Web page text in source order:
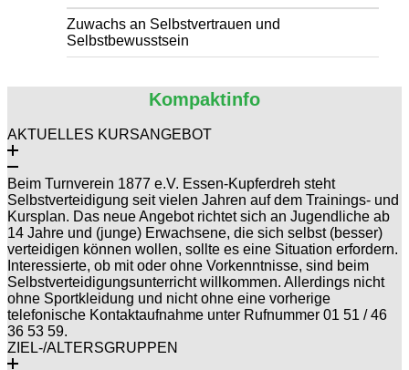
Zuwachs an Selbstvertrauen und
Selbstbewusstsein
Kompaktinfo
AKTUELLES KURSANGEBOT
Beim Turnverein 1877 e.V. Essen-Kupferdreh steht
Selbstverteidigung seit vielen Jahren auf dem Trainings- und
Kursplan. Das neue Angebot richtet sich an Jugendliche ab
14 Jahre und (junge) Erwachsene, die sich selbst (besser)
verteidigen können wollen, sollte es eine Situation erfordern.
Interessierte, ob mit oder ohne Vorkenntnisse, sind beim
Selbstverteidigungsunterricht willkommen. Allerdings nicht
ohne Sportkleidung und nicht ohne eine vorherige
telefonische Kontaktaufnahme unter Rufnummer 01 51 / 46
36 53 59.
ZIEL-/ALTERSGRUPPEN